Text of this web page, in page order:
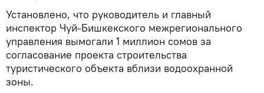
Установлено, что руководитель и главный
инспектор Чуй-Бишкекского межрегионального
управления вымогали 1 миллион сомов за
согласование проекта строительства
туристического объекта вблизи водоохранной
зоны.